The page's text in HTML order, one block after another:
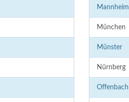
Mannheim
München
Münster
Nürnberg
Offenbach